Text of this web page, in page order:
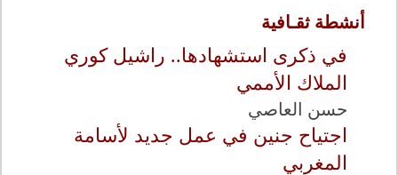
أنشطة ثقـافية
في ذكرى استشهادها.. راشيل كوري
الملاك الأممي
حسن العاصي
اجتياح جنين في عمل جديد لأسامة
المغربي